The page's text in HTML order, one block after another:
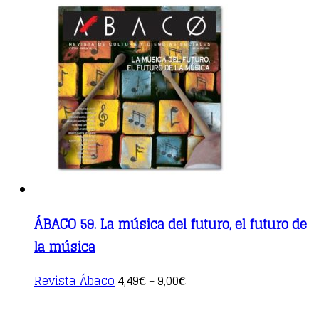
multiple
variants.
The
options
may
be
chosen
on
the
product
page
ÁBACO 59. La música del futuro, el futuro de
la música
Revista Ábaco This
product
4,49€ – 9,00€